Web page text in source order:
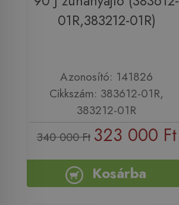
01R,383212-01R)
Azonosító: 141826
Cikkszám: 383612-01R,
383212-01R
340 000 Ft 323 000 Ft
Kosárba